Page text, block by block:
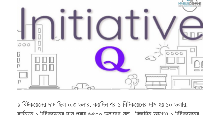
১ বিটকয়েনের দাম ছিল ০.৩ ডলার. কয়দিন পর ১ বিটকয়েনের দাম হয় ১০ ডলার.